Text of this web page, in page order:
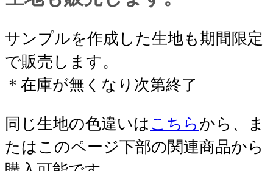
サンプルを作成した生地も期間限定
で販売します。
＊在庫が無くなり次第終了
同じ生地の色違いは こちら から、ま
たはこのページ下部の関連商品から